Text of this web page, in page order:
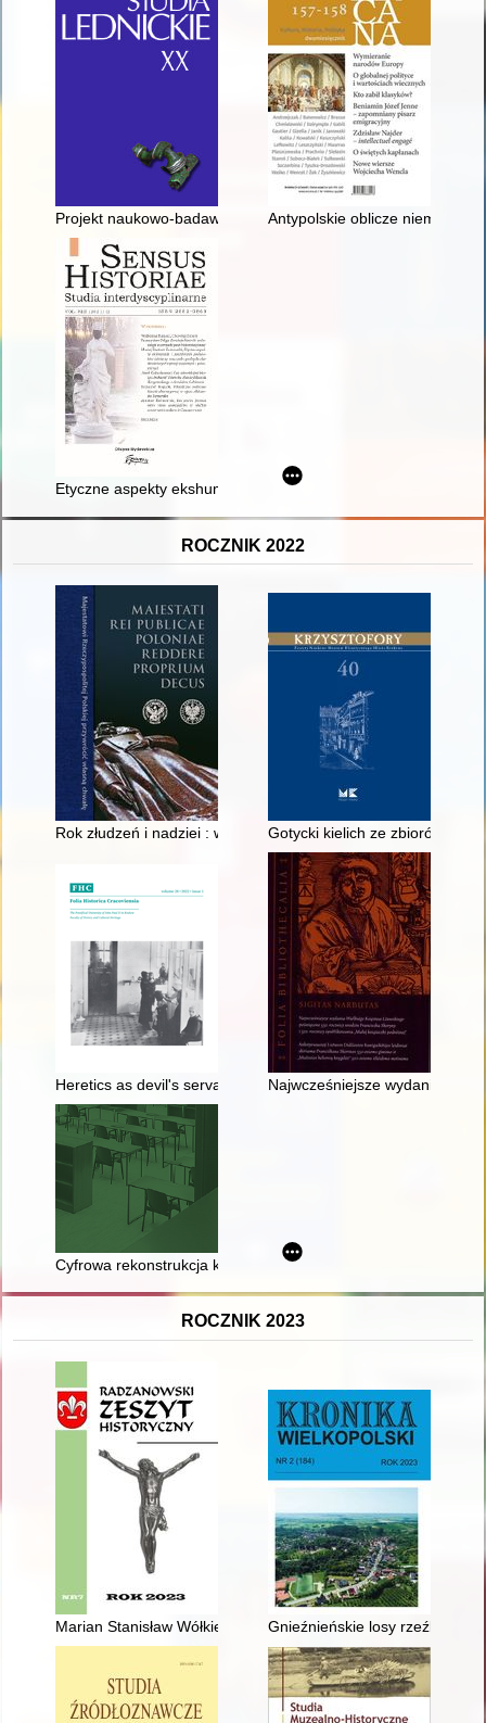
Projekt naukowo-badawczy „Mortui viventes obligant.
Antypolskie oblicze
Etyczne aspekty ekshumacji i powtórnych pochówków
ROCZNIK 2022
Rok złudzeń i nadziei : wydarzenia 1956 roku w regionie
Gotycki kielich ze zbiorów
Heretics as devil's servants : the construction of religious
Najwcześniejsze wydania
Cyfrowa rekonstrukcja księgozbiorów historycznych na
ROCZNIK 2023
Marian Stanisław Wółkiewicz (1939-2015) - muzyk,
Gnieźnieńskie losy rzeźbiarza